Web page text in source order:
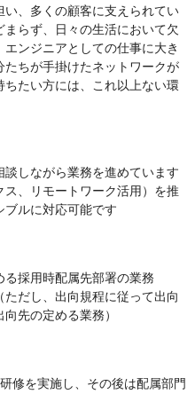
、多くの顧客に支えられてい
らず、日々の生活において欠
ンジニアとしての仕事に大き
ちが手掛けたネットワークが
たい方には、これ以上ない環
談しながら業務を進めています
ス、リモートワーク活用）を推
ブルに対応可能です
る採用時配属先部署の業務
ただし、出向規程に従って出向
先の定める業務）
修を実施し、その後は配属部門